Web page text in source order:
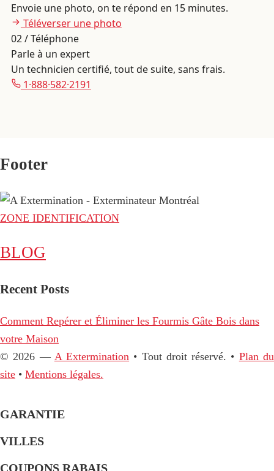
Envoie une photo, on te répond en 15 minutes.
Téléverser une photo
02 / Téléphone
Parle à un expert
Un technicien certifié, tout de suite, sans frais.
1·888·582·2191
Footer
ZONE IDENTIFICATION
BLOG
Recent Posts
Comment Repérer et Éliminer les Fourmis Gâte Bois dans
votre Maison
© 2026 — A Extermination • Tout droit réservé. • Plan du
site • Mentions légales.
GARANTIE
VILLES
COUPONS RABAIS